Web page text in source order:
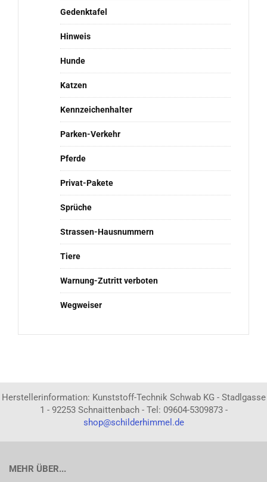
Gedenktafel
Hinweis
Hunde
Katzen
Kennzeichenhalter
Parken-Verkehr
Pferde
Privat-Pakete
Sprüche
Strassen-Hausnummern
Tiere
Warnung-Zutritt verboten
Wegweiser
Herstellerinformation: Kunststoff-Technik Schwab KG - Stadlgasse
1 - 92253 Schnaittenbach - Tel: 09604-5309873 -
shop@schilderhimmel.de
MEHR ÜBER...